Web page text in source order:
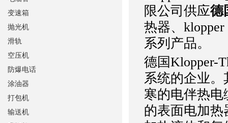
限公司供应德
热器、
系列产品。
德国Klopper-
系统的企业
寒的电伴热
的表面电加
变速箱
抛光机
滑轨
空压机
防爆电话
涂油器
打包机
输送机